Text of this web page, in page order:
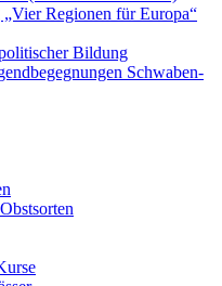
„Vier Regionen für Europa“
Bildung
Schwaben-